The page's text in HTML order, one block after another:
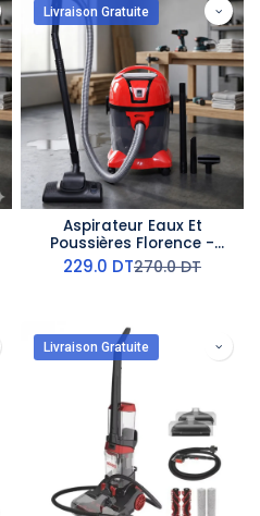
Livraison Gratuite
Aspirateur Eaux Et
Poussières Florence -
2800W Rouge
229.0 DT270.0DT
Livraison Gratuite